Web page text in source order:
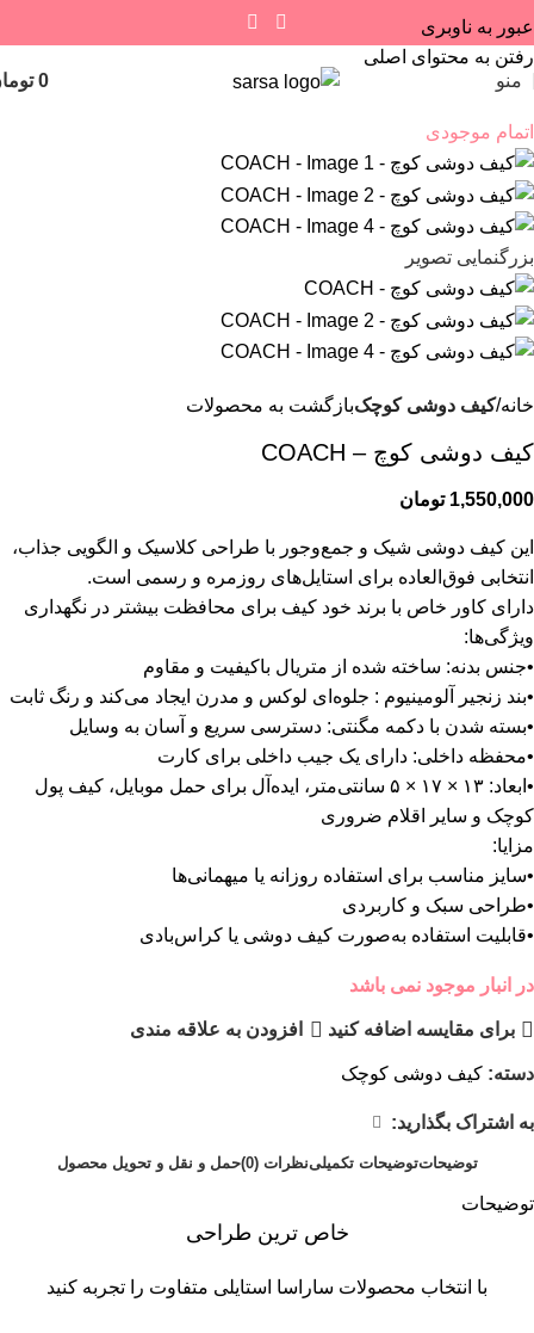
عبور به ناوبری
رفتن به محتوای اصلی
منو
0
اتمام موجودی
بزرگنمایی تصویر
خانه کیف دوشى کوچکبازگشت به محصولات
کیف دوشی کوچ – COACH
1,550,000 تومان
این کیف دوشی شیک و جمع‌وجور با طراحی کلاسیک و الگویی جذاب،
انتخابی فوق‌العاده برای استایل‌های روزمره و رسمی است.
دارای کاور خاص با برند خود کیف برای محافظت بیشتر در نگهداری
ویژگی‌ها:
•جنس بدنه: ساخته شده از متریال باکیفیت و مقاوم
•بند زنجیر آلومینیوم : جلوه‌ای لوکس و مدرن ایجاد می‌کند و رنگ ثابت
•بسته شدن با دکمه مگنتی: دسترسی سریع و آسان به وسایل
•محفظه داخلی: دارای یک جیب داخلی برای کارت
•ابعاد: ۱۳ × ۱۷ × ۵ سانتی‌متر، ایده‌آل برای حمل موبایل، کیف پول
کوچک و سایر اقلام ضروری
مزایا:
•سایز مناسب برای استفاده روزانه یا میهمانی‌ها
•طراحی سبک و کاربردی
•قابلیت استفاده به‌صورت کیف دوشی یا کراس‌بادى
در انبار موجود نمی باشد
برای مقایسه اضافه کنید افزودن به علاقه مندی
دسته: کیف دوشى کوچک
به اشتراک بگذارید:
توضیحاتتوضیحات تکمیلینظرات (0) حمل و نقل و تحویل محصول
توضیحات
خاص ترین طراحی
با انتخاب محصولات ساراسا استایلی متفاوت را تجربه کنید